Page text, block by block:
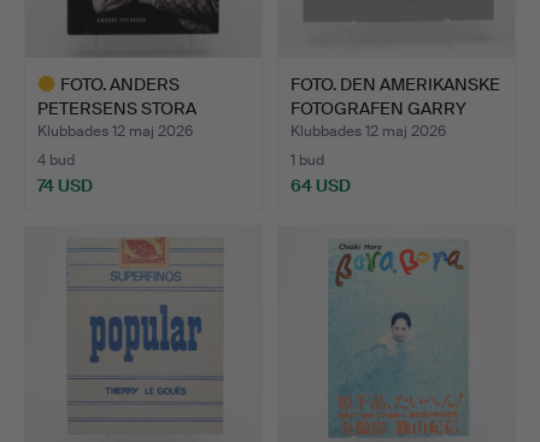
FOTO. ANDERS
PETERSENS STORA
SAMLINGSVERK …
Klubbades 12 maj 2026
4 bud
74 USD
föremål
FOTO. DEN AMERIKANSKE
FOTOGRAFEN GARRY
WIN…
Klubbades 12 maj 2026
1 bud
64 USD